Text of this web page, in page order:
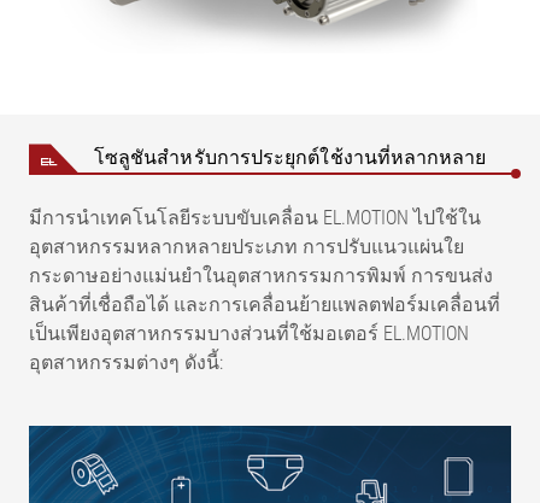
โซลูชันสำหรับการประยุกต์ใช้งานที่หลากหลาย
มีการนำเทคโนโลยีระบบขับเคลื่อน EL.MOTION ไปใช้ใน
อุตสาหกรรมหลากหลายประเภท การปรับแนวแผ่นใย
กระดาษอย่างแม่นยำในอุตสาหกรรมการพิมพ์ การขนส่ง
สินค้าที่เชื่อถือได้ และการเคลื่อนย้ายแพลตฟอร์มเคลื่อนที่
เป็นเพียงอุตสาหกรรมบางส่วนที่ใช้มอเตอร์ EL.MOTION
อุตสาหกรรมต่างๆ ดังนี้: